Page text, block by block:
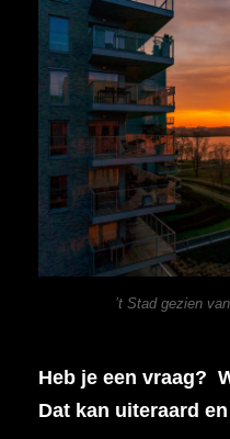
’t Stad gezien
Heb je een vraag?
Dat kan uiteraard